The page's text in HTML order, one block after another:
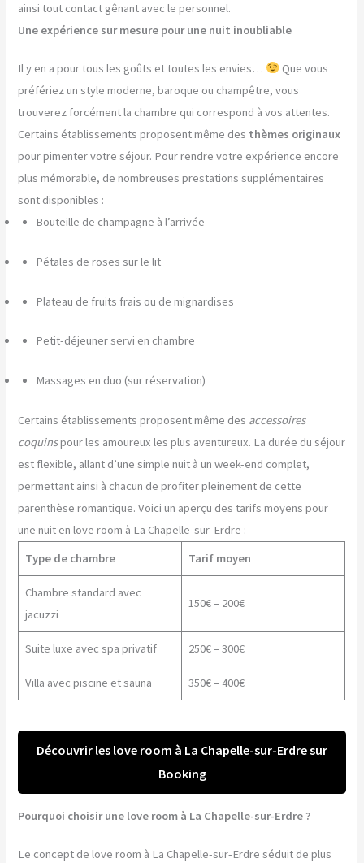
ainsi tout contact gênant avec le personnel.
Une expérience sur mesure pour une nuit inoubliable
Il y en a pour tous les goûts et toutes les envies…
Que vous
préfériez un style moderne, baroque ou champêtre, vous
trouverez forcément la chambre qui correspond à vos attentes.
Certains établissements proposent même des thèmes originaux
pour pimenter votre séjour. Pour rendre votre expérience encore
plus mémorable, de nombreuses prestations supplémentaires
sont disponibles :
Bouteille de champagne à l’arrivée
Pétales de roses sur le lit
Plateau de fruits frais ou de mignardises
Petit-déjeuner servi en chambre
Massages en duo (sur réservation)
Certains établissements proposent même des accessoires
coquinspour les amoureux les plus aventureux. La durée du séjour
est flexible, allant d’une simple nuit à un week-end complet,
permettant ainsi à chacun de profiter pleinement de cette
parenthèse romantique. Voici un aperçu des tarifs moyens pour
une nuit en love room à La Chapelle-sur-Erdre :
Type de chambre
Tarif moyen
Chambre standard avec
jacuzzi
150€ – 200€
Suite luxe avec spa privatif 250€ – 300€
Villa avec piscine et sauna 350€ – 400€
Découvrir les love room à La Chapelle-sur-Erdre sur
Booking
Pourquoi choisir une love room à La Chapelle-sur-Erdre ?
Le concept de love room à La Chapelle-sur-Erdre séduit de plus